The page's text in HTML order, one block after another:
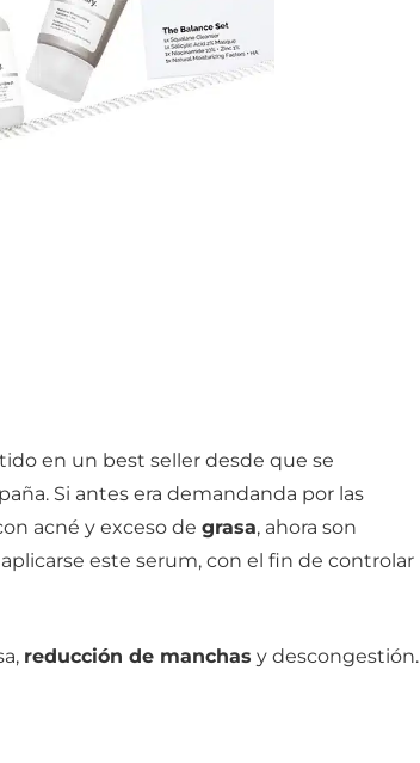
en un best seller desde que se
Si antes era demandanda por las
acné y exceso de grasa, ahora son
este serum, con el fin de controlar
reducción de manchas y descongestión.